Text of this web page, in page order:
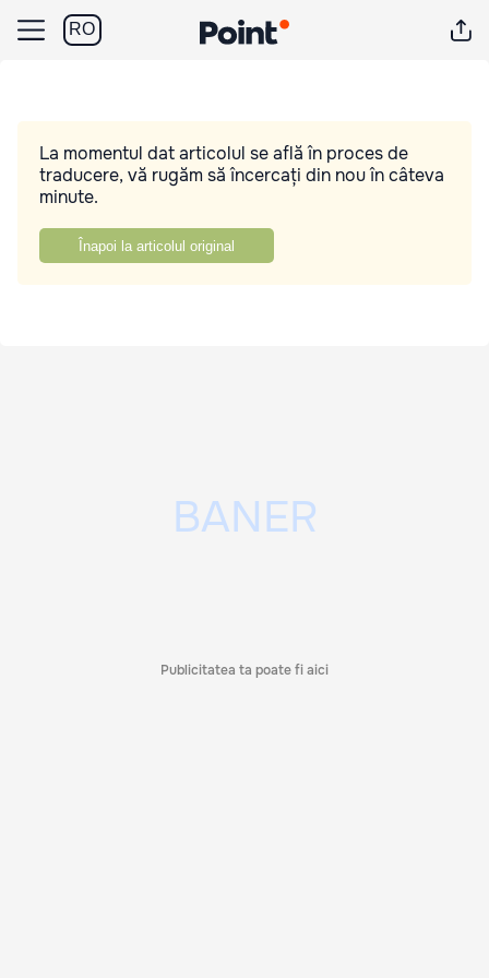
RO
La momentul dat articolul se află în proces de
traducere, vă rugăm să încercați din nou în câteva
minute.
Înapoi la articolul original
Publicitatea ta poate fi aici